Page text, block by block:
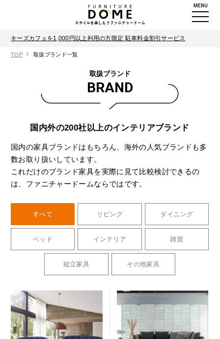
MENU
キーズカフェを1,000円以上利用の方限定 駐車料金割引サービス
TOP 取扱ブランド一覧
取扱ブランド
BRAND
国内外の200社以上のインテリアブランド
国内の家具ブランドはもちろん、海外の人気ブランドも多
数お取り扱いしています。
これだけのブランド家具を実際に見て比較検討できるの
は、ファニチャードームならではです。
すべて リビング ダイニング
ベッド インテリア 雑貨
組立家具 その他家具